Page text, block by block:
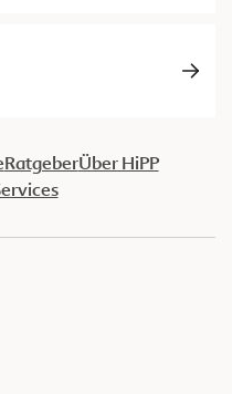
RatgeberÜber HiPP